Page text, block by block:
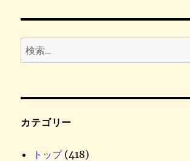
検
索
カテゴリー
トップ(418)